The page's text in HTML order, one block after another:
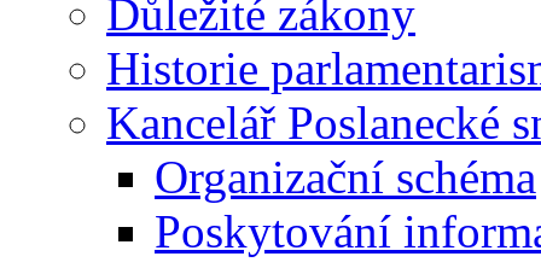
Důležité zákony
Historie
Kancelář Poslanecké
Organizační schéma
Poskytování